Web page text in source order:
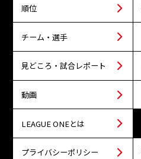
順位
チーム・選手
見どころ・試合レポート
動画
LEAGUE ONEとは
プライバシーポリシー